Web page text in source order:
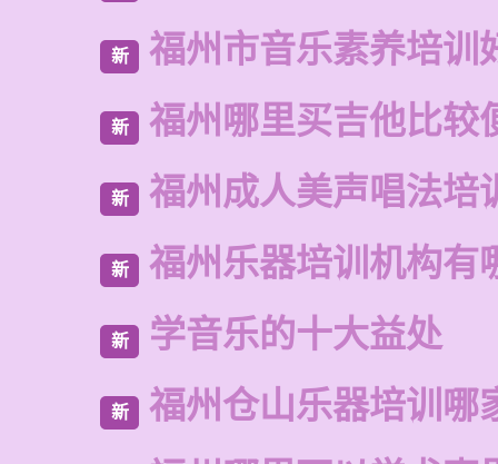
新 福州市音乐素养培训
新 福州哪里买吉他比较
新 福州成人美声唱法培
新 福州乐器培训机构有
新 学音乐的十大益处
新
福州仓山乐器培训哪